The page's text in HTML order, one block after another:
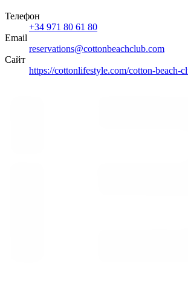
Телефон
+34 971 80 61 80
Email
reservations@cottonbeachclub.com
Сайт
https://cottonlifestyle.com/cotton-beach-